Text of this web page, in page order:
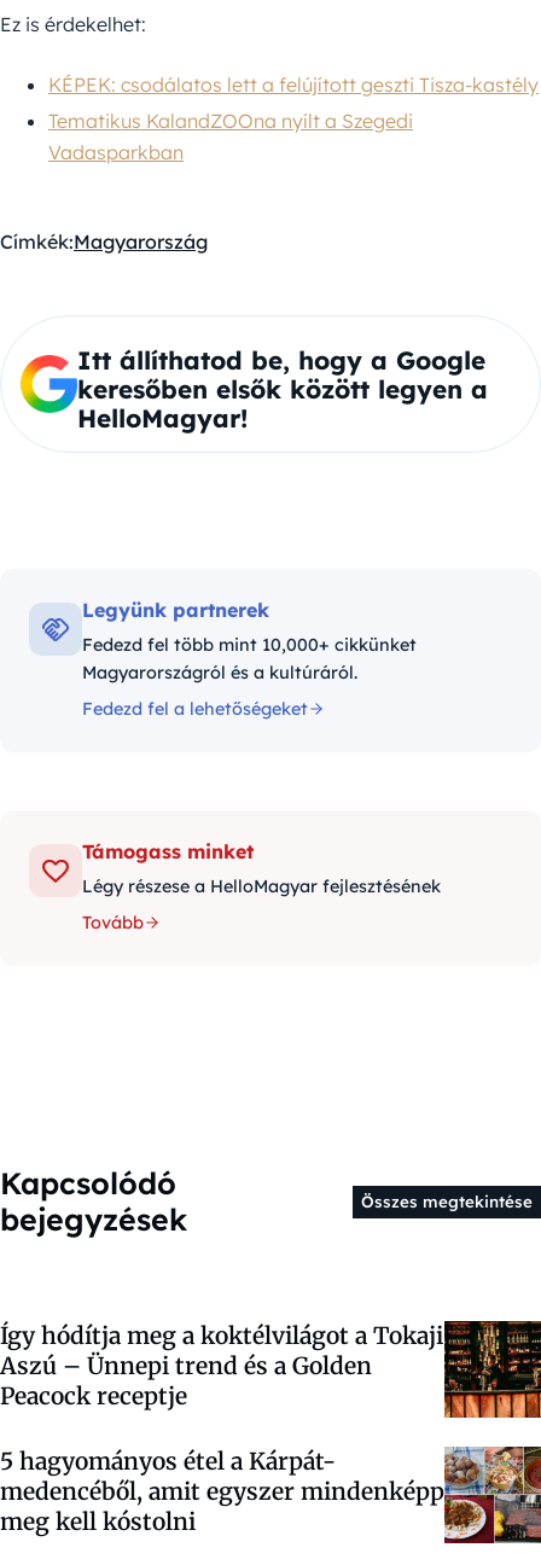
Ez is érdekelhet:
KÉPEK: csodálatos lett a felújított geszti Tisza-kastély
Tematikus KalandZOOna nyílt a Szegedi
Vadasparkban
Címkék:Magyarország
Itt állíthatod be, hogy a Google
keresőben elsők között legyen a
HelloMagyar!
Legyünk partnerek
Fedezd fel több mint 10,000+ cikkünket
Magyarországról és a kultúráról.
Fedezd fel a lehetőségeket
Támogass minket
Légy részese a HelloMagyar fejlesztésének
Tovább
Kapcsolódó
bejegyzések
Összes megtekintése
Így hódítja meg a koktélvilágot a Tokaji
Aszú – Ünnepi trend és a Golden
Peacock receptje
5 hagyományos étel a Kárpát-
medencéből, amit egyszer mindenképp
meg kell kóstolni